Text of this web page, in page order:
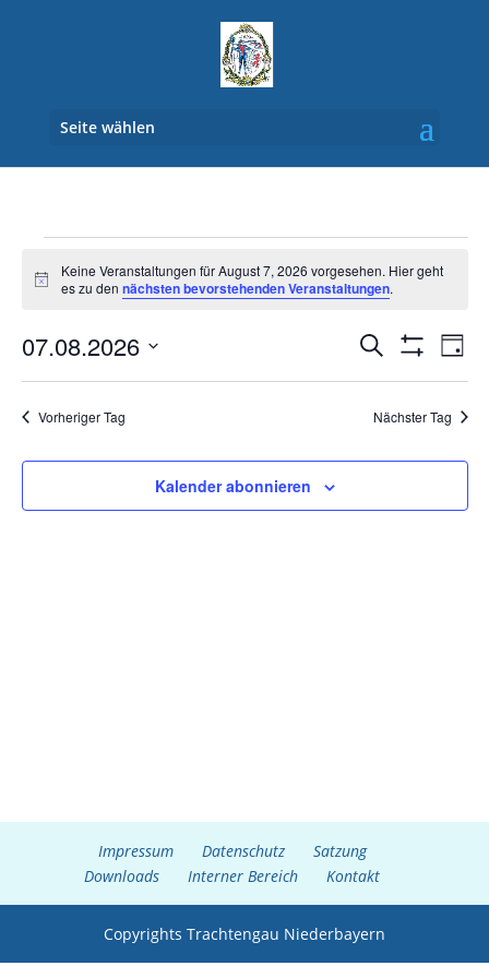
Seite wählen
Veranstaltungen
für
7,
2026
Hinweis
Keine Veranstaltungen für August 7, 2026 vorgesehen. Hier geht
es zu den nächsten bevorstehenden Veranstaltungen.
Suche
Suche
Anzeigen
Tag
07.08.2026
Vorheriger Tag Nächster Tag
Kalender abonnieren
Impressum Datenschutz
Satzung
Downloads
Interner Bereich Kontakt
Copyrights Trachtengau Niederbayern